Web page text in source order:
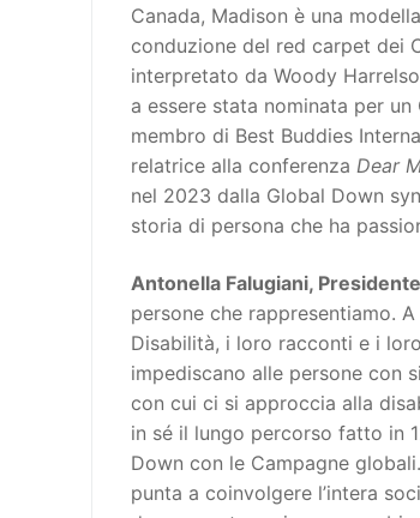
Canada, Madison è una
conduzione del red carpet dei
interpretato da Woody
a essere stata nominata per
membro di Best Buddies
relatrice alla conferenza Dear
nel 2023 dalla Global Down
storia di persona che ha
Antonella Falugiani,
persone che rappresentiamo.
Disabilità, i loro racconti e i
impediscano alle persone con
con cui ci si approccia alla
in sé il lungo percorso fatto in
Down con le Campagne
punta a coinvolgere l’intera